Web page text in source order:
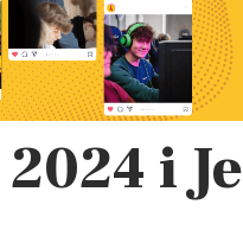
i